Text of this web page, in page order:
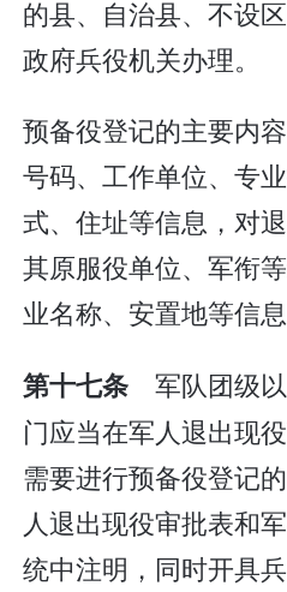
的县、自治县、不设
政府兵役机关办理。
预备役登记的主要内
号码、工作单位、专
式、住址等信息，对
其原服役单位、军衔
业名称、安置地等信息
第十七条军队团级
门应当在军人退出现
需要进行预备役登记
人退出现役审批表和
统中注明，同时开具